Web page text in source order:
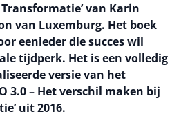
van Karin
van Luxemburg. Het boek
eenieder die succes wil
tijdperk. Het is een volledig
versie van het
3.0 – Het verschil maken bij
uit 2016.